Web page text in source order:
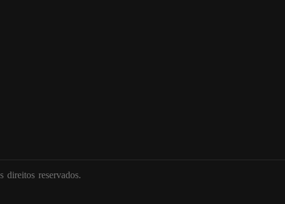
direitos reservados.